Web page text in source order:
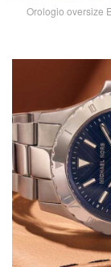
Orologio oversize